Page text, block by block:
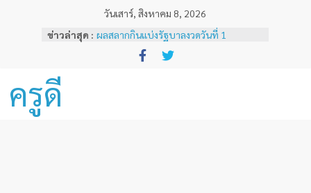
วันเสาร์, สิงหาคม 8, 2026
ข่าวล่าสุด : ผลสลากกินแบ่งรัฐบาลงวดวันที่ 1
พฤศจิกายน 2567
หลักเกณฑ์และวิธีการเทียบเคียงผลการ
ครูดี